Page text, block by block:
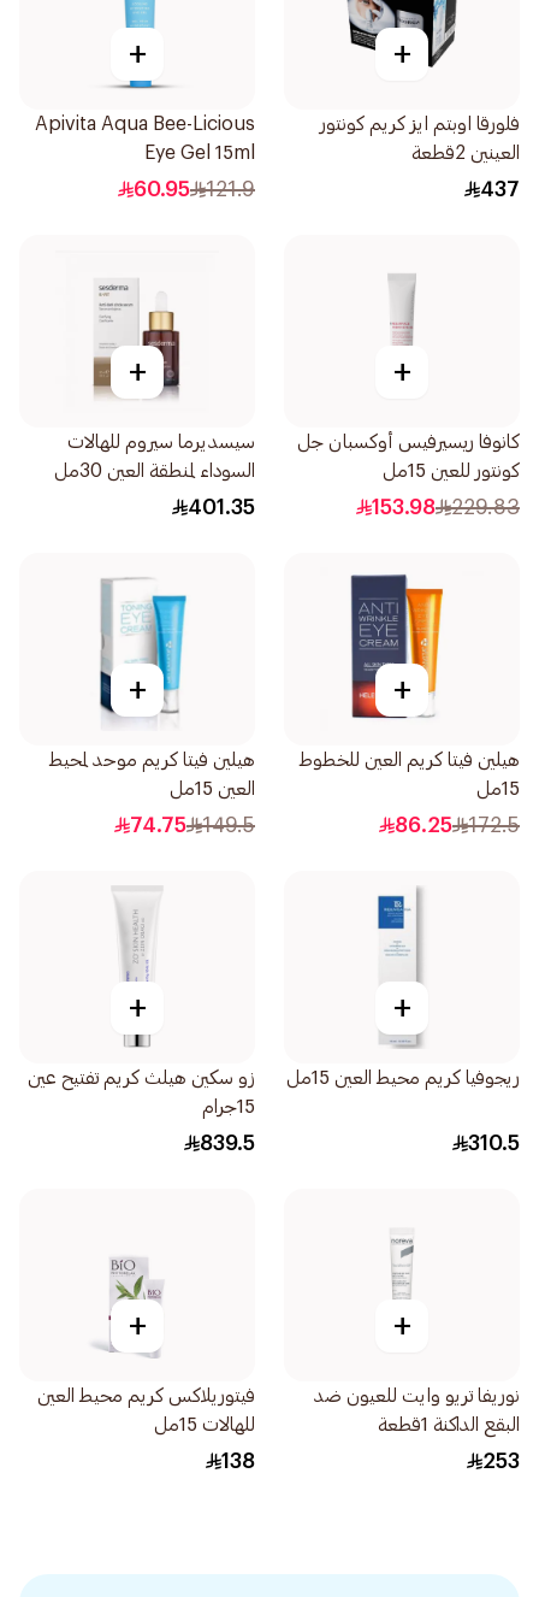
+
فلورقا اوبتم ايز كريم كونتور
العينين 2قطعة
437
+
Apivita Aqua Bee-Licious
Eye Gel 15ml
121.9
60.95
+
كانوفا ریسیرفیس أوكسبان جل
كونتور للعين 15مل
229.83
153.98
+
سيسديرما سيروم للهالات
السوداء لمنطقة العين 30مل
401.35
+
هيلين فيتا كريم العين للخطوط
15مل
172.5
86.25
+
هيلين فيتا كريم موحد لمحيط
العين 15مل
149.5
74.75
+
ريجوفيا كريم محيط العين 15مل
310.5
+
زو سكين هيلث كريم تفتيح عين
15جرام
839.5
+
نوريفا تريو وايت للعيون ضد
البقع الداكنة 1قطعة
253
+
فيتوريلاكس كريم محيط العين
للهالات 15مل
138